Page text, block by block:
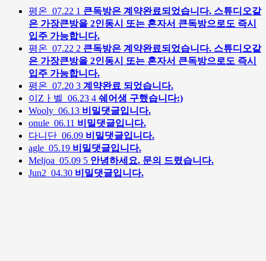
평온 07.22 1 큰독방은 계약완료되었습니다. 스튜디오같
은 가장큰방을 2인동시 또는 혼자서 큰독방으로도 즉시
입주 가능합니다.
평온 07.22 2 큰독방은 계약완료되었습니다. 스튜디오같
은 가장큰방을 2인동시 또는 혼자서 큰독방으로도 즉시
입주 가능합니다.
평온 07.20 3 계약완료 되었습니다.
이Zㅏ벨 06.23 4 쉐어생 구했습니다:)
Wooly 06.13 비밀댓글입니다.
onule 06.11 비밀댓글입니다.
다니단 06.09 비밀댓글입니다.
agle 05.19 비밀댓글입니다.
Meljoa 05.09 5 안녕하세요. 문의 드렸습니다.
Jun2 04.30 비밀댓글입니다.